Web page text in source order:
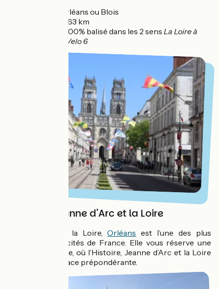
Orléans ou Blois
63 km
100% balisé dans les 2 sens La Loire à
Vélo / EuroVelo 6
Orléans, Jeanne d'Arc et la Loire
Les pieds dans la Loire,Orléans est l’une des plus
emblématiques cités de France. Elle vous réserve une
visite authentique, où l’Histoire, Jeanne d’Arc et la Loire
occupent une place prépondérante.